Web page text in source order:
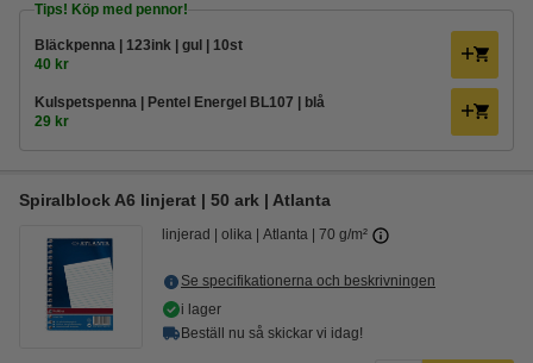
Tips! Köp med pennor!
Bläckpenna | 123ink | gul | 10st
40 kr
Kulspetspenna | Pentel Energel BL107 | blå
29 kr
Spiralblock A6 linjerat | 50 ark | Atlanta
linjerad olika Atlanta 70 g/m²
Se specifikationerna och beskrivningen
i lager
Beställ nu så skickar vi idag!